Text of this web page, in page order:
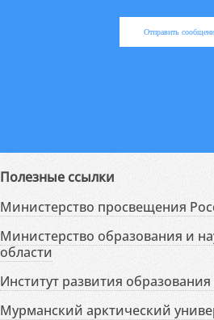
Отправить
Полезные ссылки
Министерство просвещения
Министерство образования и
области
Институт развития
Мурманский арктический